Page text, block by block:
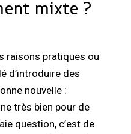
mixte ?
raisons pratiques ou
d’introduire des
nouvelle :
très bien pour de
question, c’est de